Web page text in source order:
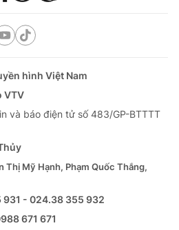
hình Việt Nam
VTV
và báo điện tử số 483/GP-BTTTT
Thị Mỹ Hạnh, Phạm Quốc Thắng,
- 024.38 355 932
671 671